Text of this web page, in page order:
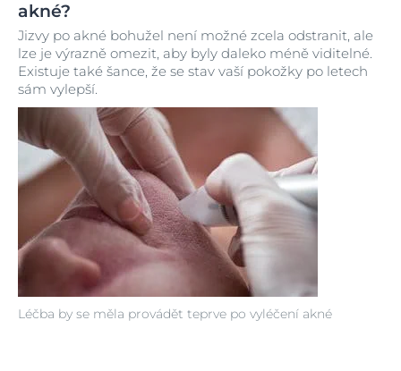
akné?
Léčba by se měla provádět teprve po vyléčení akné
Jizvy po akné bohužel není možné zcela odstranit, ale
lze je výrazně omezit, aby byly daleko méně viditelné.
Existuje také šance, že se stav vaší pokožky po letech
sám vylepší.